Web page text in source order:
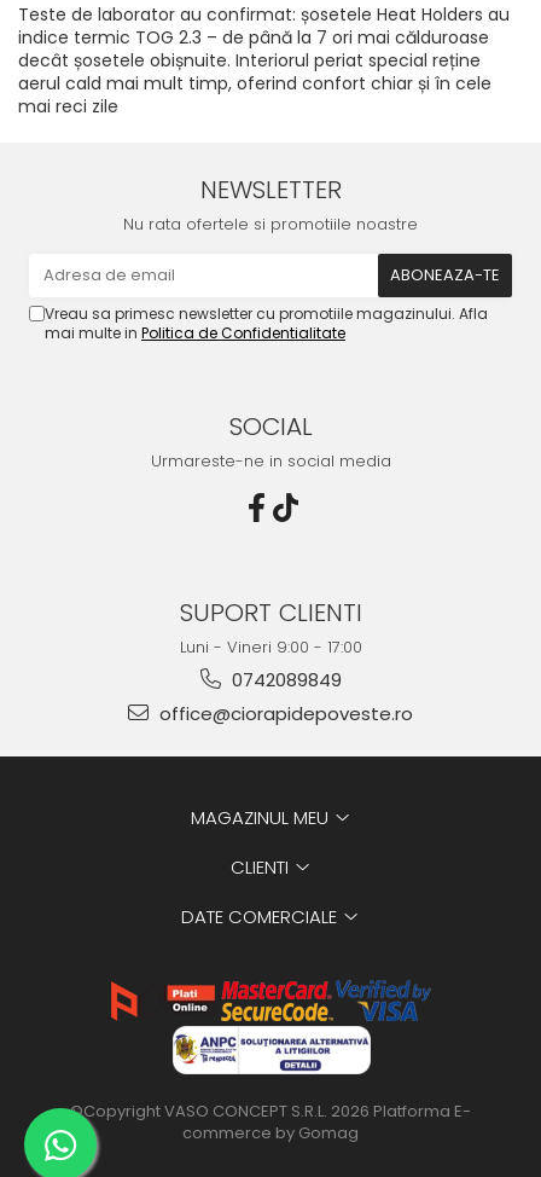
Teste de laborator au confirmat: șosetele Heat Holders au
indice termic TOG 2.3 – de până la 7 ori mai călduroase
decât șosetele obișnuite. Interiorul periat special reține
aerul cald mai mult timp, oferind confort chiar și în cele
mai reci zile
NEWSLETTER
Nu rata ofertele si promotiile noastre
Vreau sa primesc newsletter cu promotiile magazinului. Afla
mai multe in Politica de Confidentialitate
SOCIAL
Urmareste-ne in social media
SUPORT CLIENTI
Luni - Vineri 9:00 - 17:00
0742089849
office@ciorapidepoveste.ro
MAGAZINUL MEU
CLIENTI
DATE COMERCIALE
©Copyright VASO CONCEPT S.R.L. 2026 Platforma E-
commerce by Gomag